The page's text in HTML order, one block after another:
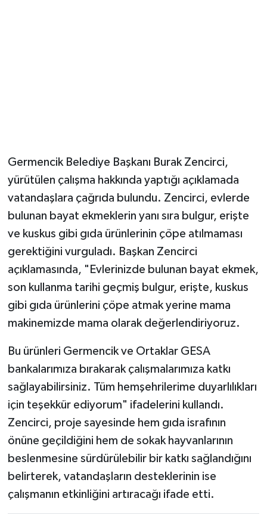
Germencik Belediye Başkanı Burak Zencirci,
yürütülen çalışma hakkında yaptığı açıklamada
vatandaşlara çağrıda bulundu. Zencirci, evlerde
bulunan bayat ekmeklerin yanı sıra bulgur, erişte
ve kuskus gibi gıda ürünlerinin çöpe atılmaması
gerektiğini vurguladı. Başkan Zencirci
açıklamasında, "Evlerinizde bulunan bayat ekmek,
son kullanma tarihi geçmiş bulgur, erişte, kuskus
gibi gıda ürünlerini çöpe atmak yerine mama
makinemizde mama olarak değerlendiriyoruz.
Bu ürünleri Germencik ve Ortaklar GESA
bankalarımıza bırakarak çalışmalarımıza katkı
sağlayabilirsiniz. Tüm hemşehrilerime duyarlılıkları
için teşekkür ediyorum" ifadelerini kullandı.
Zencirci, proje sayesinde hem gıda israfının
önüne geçildiğini hem de sokak hayvanlarının
beslenmesine sürdürülebilir bir katkı sağlandığını
belirterek, vatandaşların desteklerinin ise
çalışmanın etkinliğini artıracağı ifade etti.